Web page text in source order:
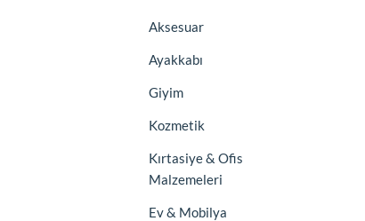
Aksesuar
Ayakkabı
Giyim
Kozmetik
Kırtasiye & Ofis
Malzemeleri
Ev & Mobilya